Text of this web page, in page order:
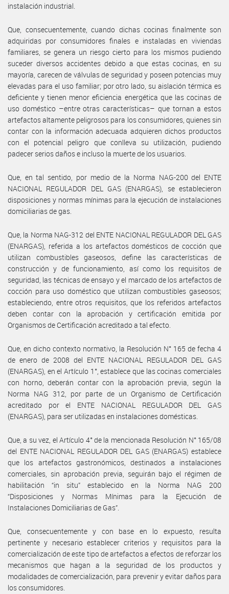
instalación industrial.
Que, consecuentemente, cuando dichas cocinas finalmente son
adquiridas por consumidores finales e instaladas en viviendas
familiares, se genera un riesgo cierto para los mismos pudiendo
suceder diversos accidentes debido a que estas cocinas, en su
mayoría, carecen de válvulas de seguridad y poseen potencias muy
elevadas para el uso familiar; por otro lado, su aislación térmica es
deficiente y tienen menor eficiencia energética que las cocinas de
uso doméstico –entre otras características– que tornan a estos
artefactos altamente peligrosos para los consumidores, quienes sin
contar con la información adecuada adquieren dichos productos
con el potencial peligro que conlleva su utilización, pudiendo
padecer serios daños e incluso la muerte de los usuarios.
Que, en tal sentido, por medio de la Norma NAG-200 del ENTE
NACIONAL REGULADOR DEL GAS (ENARGAS), se establecieron
disposiciones y normas mínimas para la ejecución de instalaciones
domiciliarias de gas.
Que, la Norma NAG-312 del ENTE NACIONAL REGULADOR DEL GAS
(ENARGAS), referida a los artefactos domésticos de cocción que
utilizan combustibles gaseosos, define las características de
construcción y de funcionamiento, así como los requisitos de
seguridad, las técnicas de ensayo y el marcado de los artefactos de
cocción para uso doméstico que utilizan combustibles gaseosos;
estableciendo, entre otros requisitos, que los referidos artefactos
deben contar con la aprobación y certificación emitida por
Organismos de Certificación acreditado a tal efecto.
Que, en dicho contexto normativo, la Resolución N° 165 de fecha 4
de enero de 2008 del ENTE NACIONAL REGULADOR DEL GAS
(ENARGAS), en el Artículo 1°, establece que las cocinas comerciales
con horno, deberán contar con la aprobación previa, según la
Norma NAG 312, por parte de un Organismo de Certificación
acreditado por el ENTE NACIONAL REGULADOR DEL GAS
(ENARGAS), para ser utilizadas en instalaciones domésticas.
Que, a su vez, el Artículo 4° de la mencionada Resolución N° 165/08
del ENTE NACIONAL REGULADOR DEL GAS (ENARGAS) establece
que los artefactos gastronómicos, destinados a instalaciones
comerciales, sin aprobación previa, seguirán bajo el régimen de
habilitación “in situ” establecido en la Norma NAG 200
“Disposiciones y Normas Mínimas para la Ejecución de
Instalaciones Domiciliarias de Gas”.
Que, consecuentemente y con base en lo expuesto, resulta
pertinente y necesario establecer criterios y requisitos para la
comercialización de este tipo de artefactos a efectos de reforzar los
mecanismos que hagan a la seguridad de los productos y
modalidades de comercialización, para prevenir y evitar daños para
los consumidores.